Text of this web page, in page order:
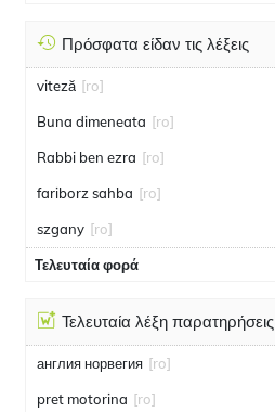
Πρόσφατα είδαν τις λέξεις
viteză [ro]
Buna dimeneata [ro]
Rabbi ben ezra [ro]
fariborz sahba [ro]
szgany [ro]
Τελευταία φορά
Τελευταία λέξη παρατηρήσεις
англия норвегия [ro]
pret motorina [ro]